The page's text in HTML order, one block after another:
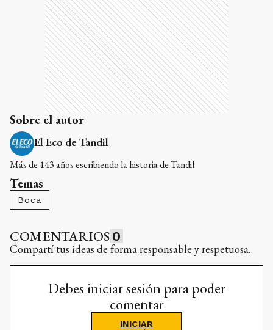
Sobre el autor
El Eco de Tandil
Más de 143 años escribiendo la historia de Tandil
Temas
Boca
COMENTARIOS 0
Compartí tus ideas de forma responsable y respetuosa.
Debes iniciar sesión para poder
comentar
INICIAR